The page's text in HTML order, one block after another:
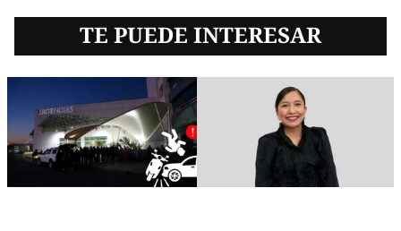
TE PUEDE INTERESAR